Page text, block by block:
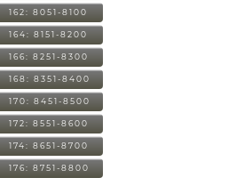
162: 8051-8100
164: 8151-8200
166: 8251-8300
168: 8351-8400
170: 8451-8500
172: 8551-8600
174: 8651-8700
176: 8751-8800